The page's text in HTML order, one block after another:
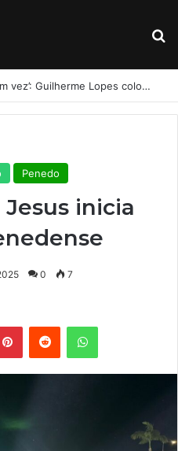
‘Quem não tem voz, não tem vez’: Guilherme Lopes coloca representação de Penedo no centro da disputa pela ALE
Penedo
inicia
0 7
PinterestReddit WhatsApp